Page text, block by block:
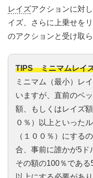
レイズアクションに対
イズ、さらに上乗せを
のアクションと受け取ら
TIPS ミニマムレイ
ミニマム（最小）レ
いますが、直前のベ
額、もしくはレイズ
０％）以上といった
（１００％）にする
合、事前に誰かが5ド
その額の100％であ